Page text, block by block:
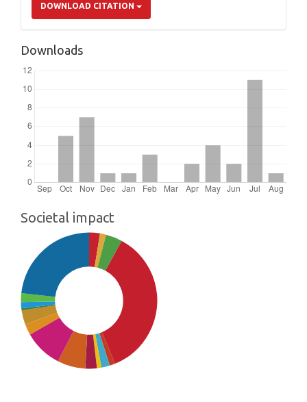
DOWNLOAD CITATION
Downloads
Societal impact